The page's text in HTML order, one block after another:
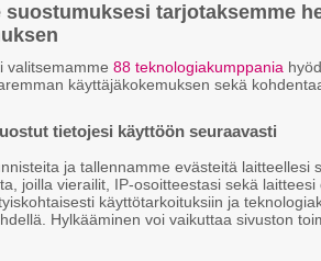
kaikille hyvää keikkakesää.
suostumuksesi tarjotaksemme
valitsemamme 88 teknologiakumppania
käyttäjäkokemuksen sekä
tietojesi käyttöön seuraavasti
ja tallennamme evästeitä laitteellesi
joilla vierailit, IP-osoitteestasi sekä
käyttötarkoituksiin ja
Hylkääminen voi vaikuttaa sivuston